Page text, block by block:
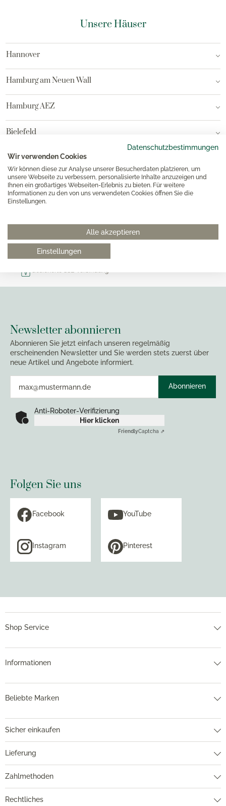
Datenschutzbestimmungen
Wir verwenden Cookies
Wir können diese zur Analyse unserer Besucherdaten platzieren, um
unsere Webseite zu verbessern, personalisierte Inhalte anzuzeigen und
Ihnen ein großartiges Webseiten-Erlebnis zu bieten. Für weitere
Informationen zu den von uns verwendeten Cookies öffnen Sie die
Einstellungen.
Alle akzeptieren
Einstellungen
Unsere Häuser
Hannover
Hamburg am Neuen Wall
Hamburg AEZ
Bielefeld
Kundenbetreuung WEITZ-Onlineshop
Kundenbetreuung WEITZ-Wunsch- und Hochzeitslisten
Kostenloser Versand ab 80€ (DE)
Persönlicher WEITZ Kundenservice
Sichere und schnelle Lieferung mit DHL
Newsletter abonnieren
Abonnieren Sie jetzt einfach unseren regelmäßig
erscheinenden Newsletter und Sie werden stets zuerst über
neue Artikel und Angebote informiert.
Abonnieren
Anti-Roboter-Verifizierung
Hier klicken
FriendlyCaptcha ⇗
Folgen Sie uns
Facebook YouTube
Instagram Pinterest
Shop Service
Informationen
Beliebte Marken
Sicher einkaufen
Lieferung
Zahlmethoden
Rechtliches